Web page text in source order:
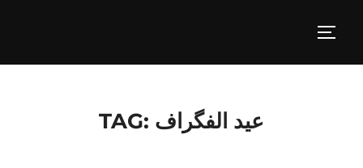
TAG: عيد الفگراف